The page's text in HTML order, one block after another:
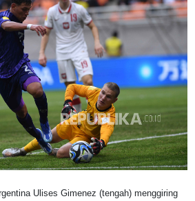
Ulises Gimenez (tengah) menggiring